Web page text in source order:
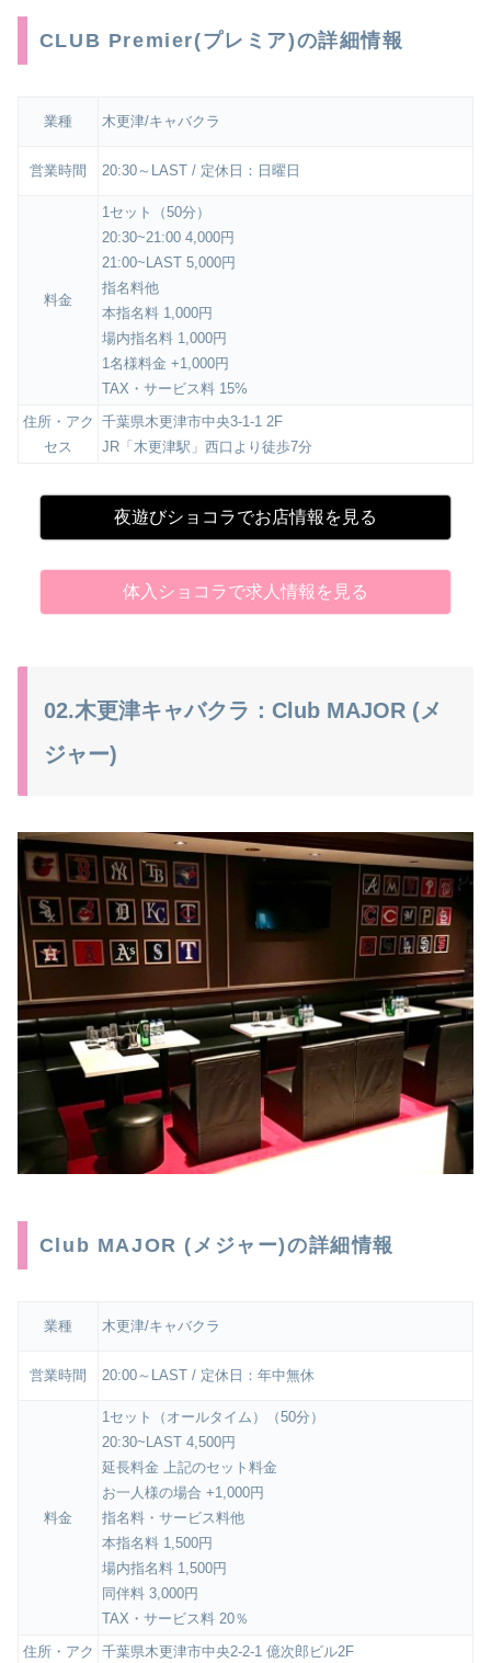
CLUB Premier(プレミア)の詳細情報
業種 木更津/キャバクラ
営業時間 20:30～LAST / 定休日：日曜日
料金
1セット（50分）
20:30~21:00 4,000円
21:00~LAST 5,000円
指名料他
本指名料 1,000円
場内指名料 1,000円
1名様料金 +1,000円
TAX・サービス料 15%
住所・アク
セス
千葉県木更津市中央3-1-1 2F
JR「木更津駅」西口より徒歩7分
夜遊びショコラでお店情報を見る
体入ショコラで求人情報を見る
02.木更津キャバクラ：Club MAJOR (メ
ジャー)
Club MAJOR (メジャー)の詳細情報
業種 木更津/キャバクラ
営業時間 20:00～LAST / 定休日：年中無休
料金
1セット（オールタイム）（50分）
20:30~LAST 4,500円
延長料金 上記のセット料金
お一人様の場合 +1,000円
指名料・サービス料他
本指名料 1,500円
場内指名料 1,500円
同伴料 3,000円
TAX・サービス料 20％
住所・アク 千葉県木更津市中央2-2-1 億次郎ビル2F